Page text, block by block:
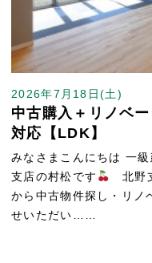
2026年7月18日(土)
中古購入＋リノベ
対応【LDK】
みなさまこんにちは 一
支店の村松です
北野
から中古物件探し・リノ
せいただい……